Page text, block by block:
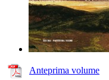
Anteprima volume